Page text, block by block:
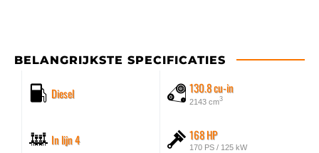
BELANGRIJKSTE SPECIFICATIES
Diesel 130.8 cu-in
2143 cm3
In lijn 4 168 HP
170 PS / 125 kW